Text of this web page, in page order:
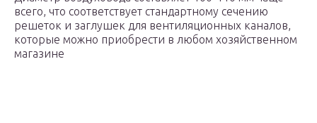
всего, что соответствует стандартному сечению
решеток и заглушек для вентиляционных каналов,
которые можно приобрести в любом хозяйственном
магазине